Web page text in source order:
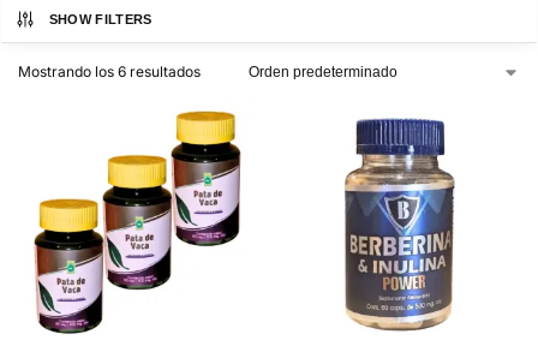
SHOW FILTERS
Mostrando los 6 resultados